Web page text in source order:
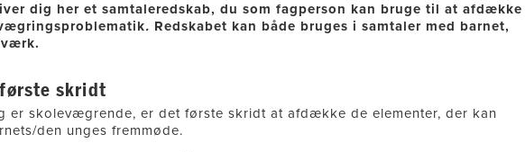
dig her et samtaleredskab, du som fagperson kan bruge til at afdække
. Redskabet kan både bruges i samtaler med barnet,
skridt
er skolevægrende, er det første skridt at afdække de elementer, der kan
den unges fremmøde.